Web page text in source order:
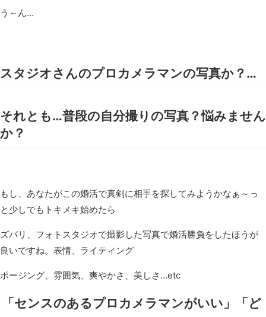
う～ん…
スタジオさんのプロカメラマンの写真か？…
それとも…普段の自分撮りの写真？悩みません
か？
もし、あなたがこの婚活で真剣に相手を探してみようかなぁ～っ
と少しでもトキメキ始めたら
ズバリ、フォトスタジオで撮影した写真で婚活勝負をしたほうが
良いですね。表情、ライティング
ポージング、雰囲気、爽やかさ、美しさ…etc
「センスのあるプロカメラマンがいい」「ど